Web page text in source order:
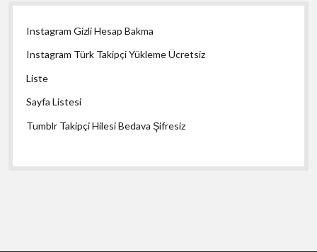
Yan
Menü
Instagram Gizli Hesap Bakma
Instagram Türk Takipçi Yükleme Ücretsiz
Liste
Sayfa Listesi
Tumblr Takipçi Hilesi Bedava Şifresiz